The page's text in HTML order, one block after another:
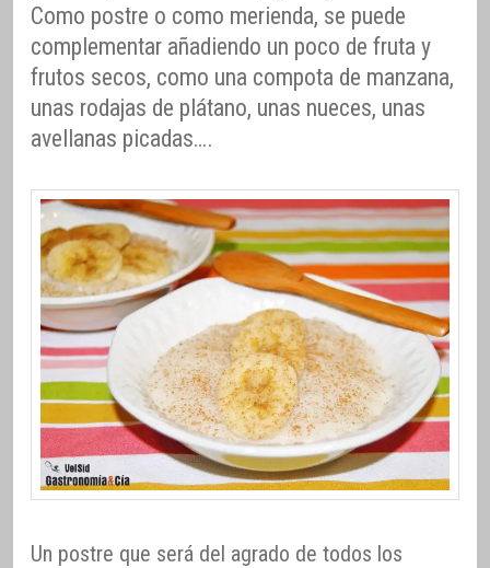
Como postre o como merienda, se puede
complementar añadiendo un poco de fruta y
frutos secos, como una compota de manzana,
unas rodajas de plátano, unas nueces, unas
avellanas picadas….
Un postre que será del agrado de todos los